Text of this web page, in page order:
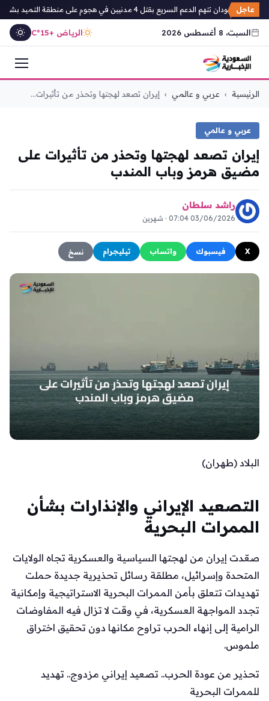
عاجل
تتهم الدعم السريع بقتل 4 مدنيين في هجوم على منطقة التميد بشمال كردفان
السبت، 8 أغسطس 2026 الرياض +15°C
التجاوز
الرئيسية › عربي و عالمي › إيران تصعد لهجتها وتحذر من تأثيرات...
عربي و عالمي
إيران تصعد لهجتها وتحذر من تأثيرات على
مضيق هرمز وباب المندب
راشد سلطان
03/06/2026 07:04 · شهرين
X فيسبوك واتساب تيليجرام نسخ
البلاد (طهران)
التصعيد الإيراني والإنذارات بشأن
الممرات البحرية
صعّدت إيران من لهجتها السياسية والعسكرية تجاه الولايات
المتحدة وإسرائيل، مطلقة رسائل تحذيرية جديدة حملت
تهديدات تتعلق بأمن الممرات البحرية الاستراتيجية وإمكانية
تجدد المواجهة العسكرية، في وقت لا تزال فيه المفاوضات
الرامية إلى إنهاء الحرب تراوح مكانها دون تحقيق اختراق
ملموس.
تحذير من عودة الحرب.. تصعيد إيراني مزدوج.. تهديد
للممرات البحرية